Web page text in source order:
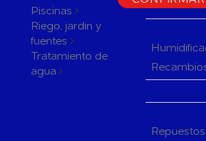
Piscinas
Riego, jardin y
fuentes
Tratamiento de
agua
Sistemas